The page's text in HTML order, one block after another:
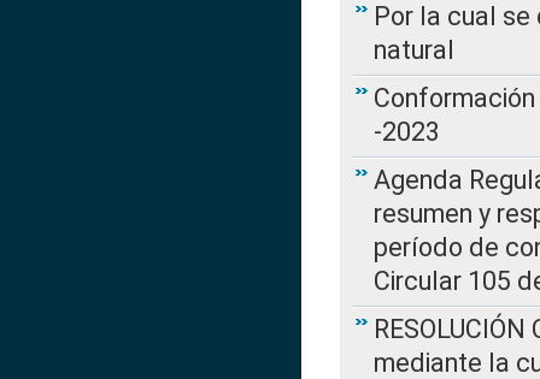
Por la cual
natural
-2023
Agenda
resumen y
período de
Circular 105
mediante la